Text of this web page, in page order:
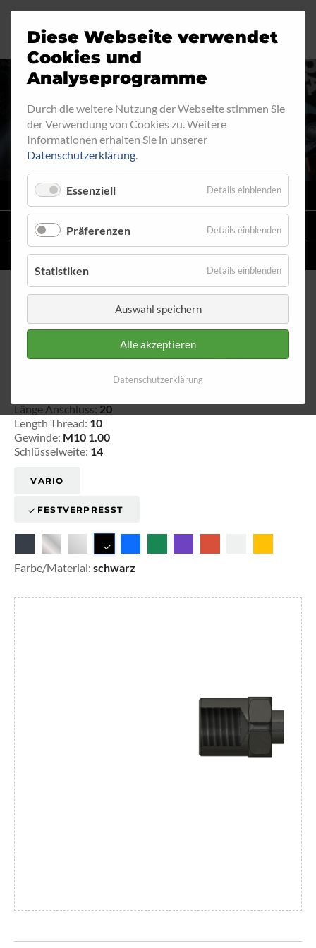
INNENGEWINDE - FEST 710
VARIO
STAHLFLEX -LEITUNGSKITS FÜR MOTORRÄDER
EINZELLEITUNGENNACH MASS
Innengewinde - fest 710
Länge Anschluss: 20
Length Thread: 10
Gewinde: M10 1.00
Schlüsselweite: 14
VARIO
FESTVERPRESST
Farbe/Material: schwarz
Diese Webseite verwendet
Cookies und
Analyseprogramme
Durch die weitere Nutzung der Webseite stimmen Sie
der Verwendung von Cookies zu. Weitere
Informationen erhalten Sie in unserer
Datenschutzerklärung.
Essenziell Details einblenden
Präferenzen Details einblenden
Statistiken Details einblenden
Auswahl speichern
Alle akzeptieren
Datenschutzerklärung
Motorrad
Industrie
Automobil
Fahrrad
Ringfitting
Aussengewinde
Innengewinde
Hohlschrauben
Verteiler
Katalog
Jobs